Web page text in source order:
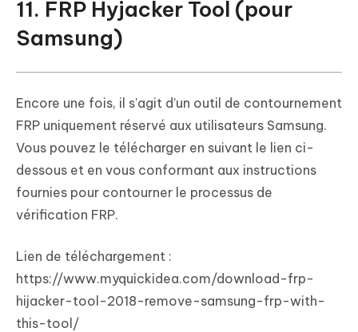
11. FRP Hyjacker Tool (pour
Samsung)
Encore une fois, il s'agit d’un outil de contournement
FRP uniquement réservé aux utilisateurs Samsung.
Vous pouvez le télécharger en suivant le lien ci-
dessous et en vous conformant aux instructions
fournies pour contourner le processus de
vérification FRP.
Lien de téléchargement :
https://www.myquickidea.com/download-frp-
hijacker-tool-2018-remove-samsung-frp-with-
this-tool/